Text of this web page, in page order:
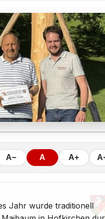
A− A A+
Jahr wurde traditionell